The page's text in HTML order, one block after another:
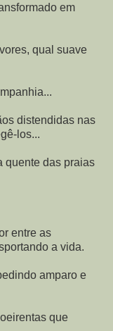
em
qual suave
distendidas nas
los...
quente das praias
entre as
a vida.
amparo e
que